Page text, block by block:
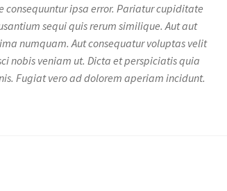
consequuntur ipsa error. Pariatur cupiditate
sequi quis rerum similique. Aut aut
numquam. Aut consequatur voluptas velit
nobis veniam ut. Dicta et perspiciatis quia
Fugiat vero ad dolorem aperiam incidunt.